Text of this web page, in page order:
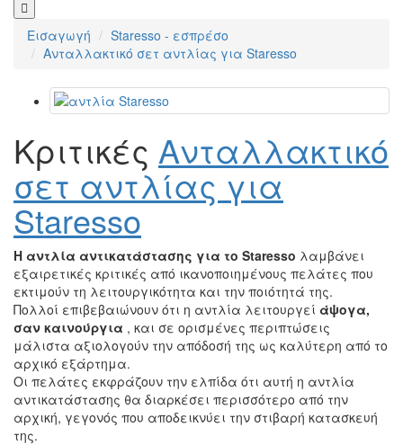
Εισαγωγή
Staresso - εσπρέσο
Ανταλλακτικό σετ αντλίας για Staresso
Κριτικές Ανταλλακτικό
σετ αντλίας για
Staresso
Η αντλία αντικατάστασης για το Staresso λαμβάνει
εξαιρετικές κριτικές από ικανοποιημένους πελάτες που
εκτιμούν τη λειτουργικότητα και την ποιότητά της.
Πολλοί επιβεβαιώνουν ότι η αντλία λειτουργεί άψογα,
σαν καινούργια , και σε ορισμένες περιπτώσεις
μάλιστα αξιολογούν την απόδοσή της ως καλύτερη από το
αρχικό εξάρτημα.
Οι πελάτες εκφράζουν την ελπίδα ότι αυτή η αντλία
αντικατάστασης θα διαρκέσει περισσότερο από την
αρχική, γεγονός που αποδεικνύει την στιβαρή κατασκευή
της.